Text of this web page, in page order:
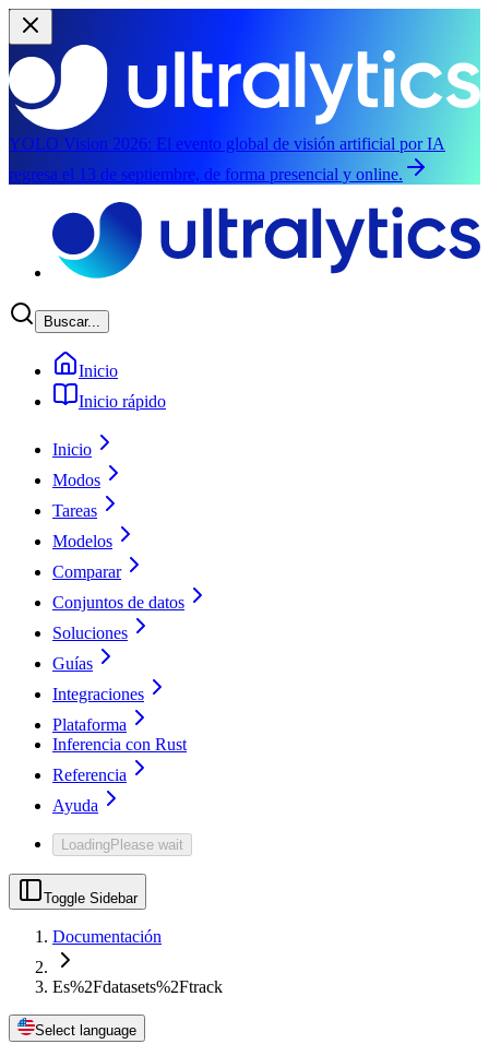
YOLO Vision 2026: El evento global de visión artificial por IA
regresa el 13 de septiembre, de forma presencial y online.
Buscar...
Inicio
Inicio rápido
Inicio
Modos
Tareas
Modelos
Comparar
Conjuntos de datos
Soluciones
Guías
Integraciones
Plataforma
Inferencia con Rust
Referencia
Ayuda
LoadingPlease wait
Toggle Sidebar
Documentación
Es%2Fdatasets%2Ftrack
Select language